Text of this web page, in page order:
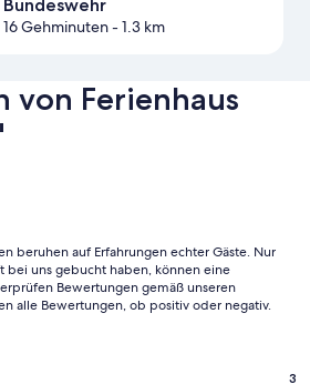
Bundeswehr
16 Gehminuten- 1.3 km
von Ferienhaus
beruhen auf Erfahrungen echter Gäste. Nur
bei uns gebucht haben, können eine
Bewertungen gemäß unseren
alle Bewertungen, ob positiv oder negativ.
3